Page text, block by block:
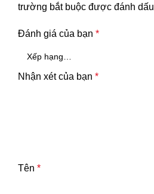
trường bắt buộc được đánh dấu
Đánh giá của bạn *
Nhận xét của bạn *
Tên *